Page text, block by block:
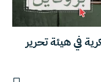
في هيئة تحرير